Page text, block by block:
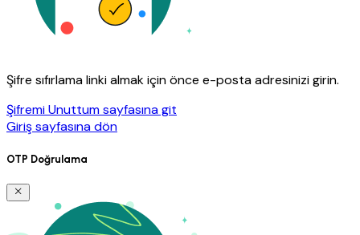
Şifre sıfırlama linki almak için önce e-posta adresinizi girin.
Şifremi Unuttum sayfasına git
Giriş sayfasına dön
OTP Doğrulama